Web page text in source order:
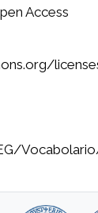
Access